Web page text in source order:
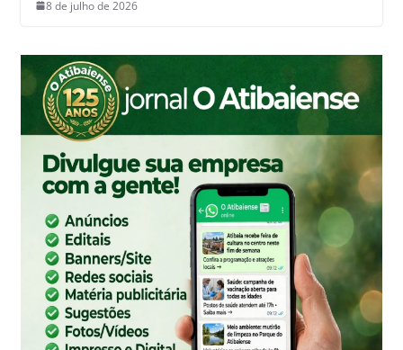
8 de julho de 2026